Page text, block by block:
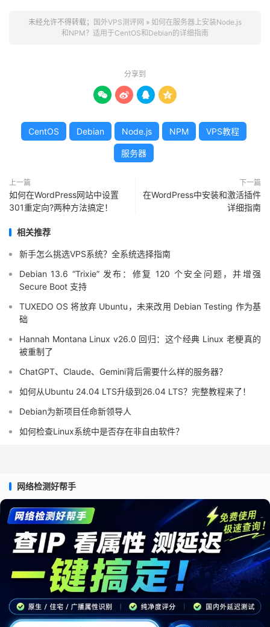
未经允许不得转载； 国外VPS测评网 » 如何在服务器上安装Node.js
和NPM？适用于CentOS和Debian的详细指南
分享到
   
CentOS Debian Node.js NPM VPS教程
服务器
上一篇
如何在WordPress网站中设置
301重定向?两种方法搞定！
下一篇
在WordPress中安装和激活插件
详细指南
相关推荐
新手怎么挑选VPS系统？全系统选择指南
Debian 13.6 “Trixie” 发布：修复 120 个安全问题，并增强
Secure Boot 支持
TUXEDO OS 将放弃 Ubuntu，未来改用 Debian Testing 作为基
础
Hannah Montana Linux v26.0 回归：这个经典 Linux 老梗真的
被重制了
ChatGPT、Claude、Gemini背后需要什么样的服务器？
如何从Ubuntu 24.04 LTS升级到26.04 LTS？完整教程来了！
Debian为新项目任命新领导人
如何检查Linux系统中是否存在非自由软件？
网络检测好帮手